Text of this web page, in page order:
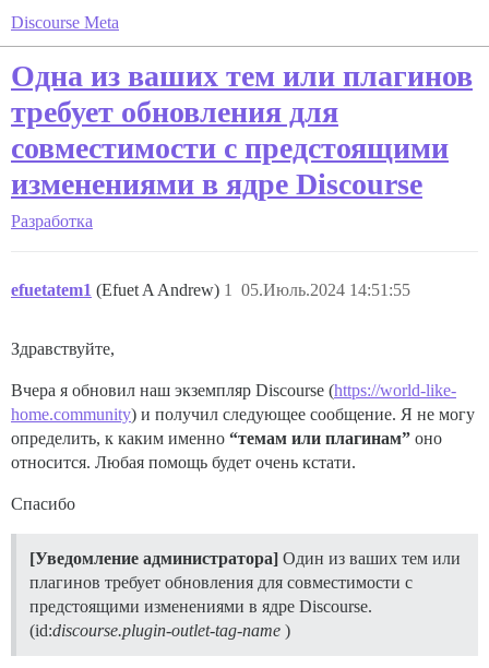
Discourse Meta
Одна из ваших тем или плагинов
требует обновления для
совместимости с предстоящими
изменениями в ядре Discourse
Разработка
efuetatem1 (Efuet A Andrew) 05.Июль.2024 14:51:55
1
Здравствуйте,
Вчера я обновил наш экземпляр Discourse (https://world-like-
home.community) и получил следующее сообщение. Я не могу
определить, к каким именно “темам или плагинам” оно
относится. Любая помощь будет очень кстати.
Спасибо
[Уведомление администратора] Один из ваших тем или
плагинов требует обновления для совместимости с
предстоящими изменениями в ядре Discourse.
(id:discourse.plugin-outlet-tag-name )